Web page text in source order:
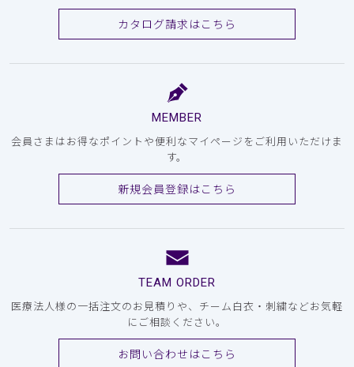
カタログ請求はこちら
MEMBER
会員さまはお得なポイントや便利なマイページをご利用いただけま
す。
新規会員登録はこちら
TEAM ORDER
医療法人様の一括注文のお見積りや、チーム白衣・刺繍などお気軽
にご相談ください。
お問い合わせはこちら